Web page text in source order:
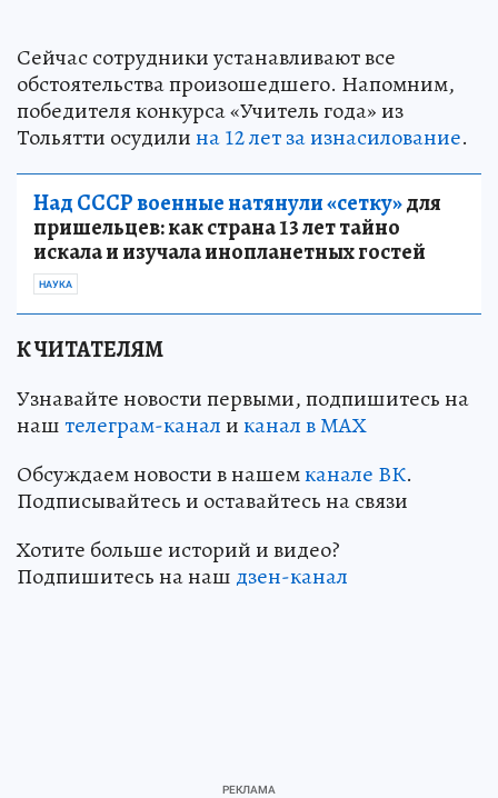
Сейчас сотрудники устанавливают все
обстоятельства произошедшего. Напомним,
победителя конкурса «Учитель года» из
Тольятти осудилина 12 лет за изнасилование.
Над СССР военные натянули «сетку»для
пришельцев: как страна 13 лет тайно
искала и изучала инопланетных гостей
НАУКА
К ЧИТАТЕЛЯМ
Узнавайте новости первыми, подпишитесь на
наштелеграм-каналиканал в МАХ
Обсуждаем новости в нашемканале ВК.
Подписывайтесь и оставайтесь на связи
Хотите больше историй и видео?
Подпишитесь на наш дзен-канал